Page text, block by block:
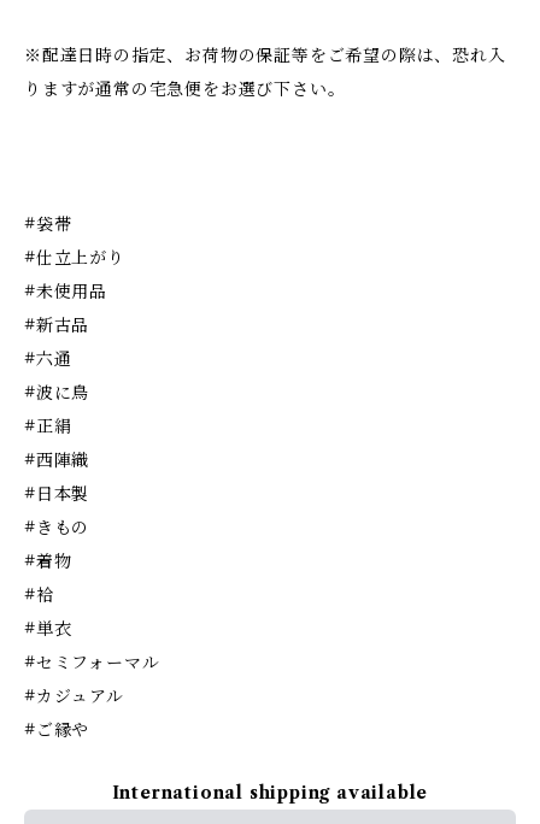
※配達日時の指定、お荷物の保証等をご希望の際は、恐れ入
りますが通常の宅急便をお選び下さい。
#袋帯
#仕立上がり
#未使用品
#新古品
#六通
#波に鳥
#正絹
#西陣織
#日本製
#きもの
#着物
#袷
#単衣
#セミフォーマル
#カジュアル
#ご縁や
International shipping available